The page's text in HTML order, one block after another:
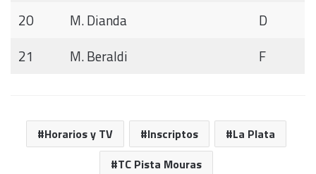
20
M. Dianda
D
21
M. Beraldi F
Horarios y TV Inscriptos
La Plata
TC Pista Mouras